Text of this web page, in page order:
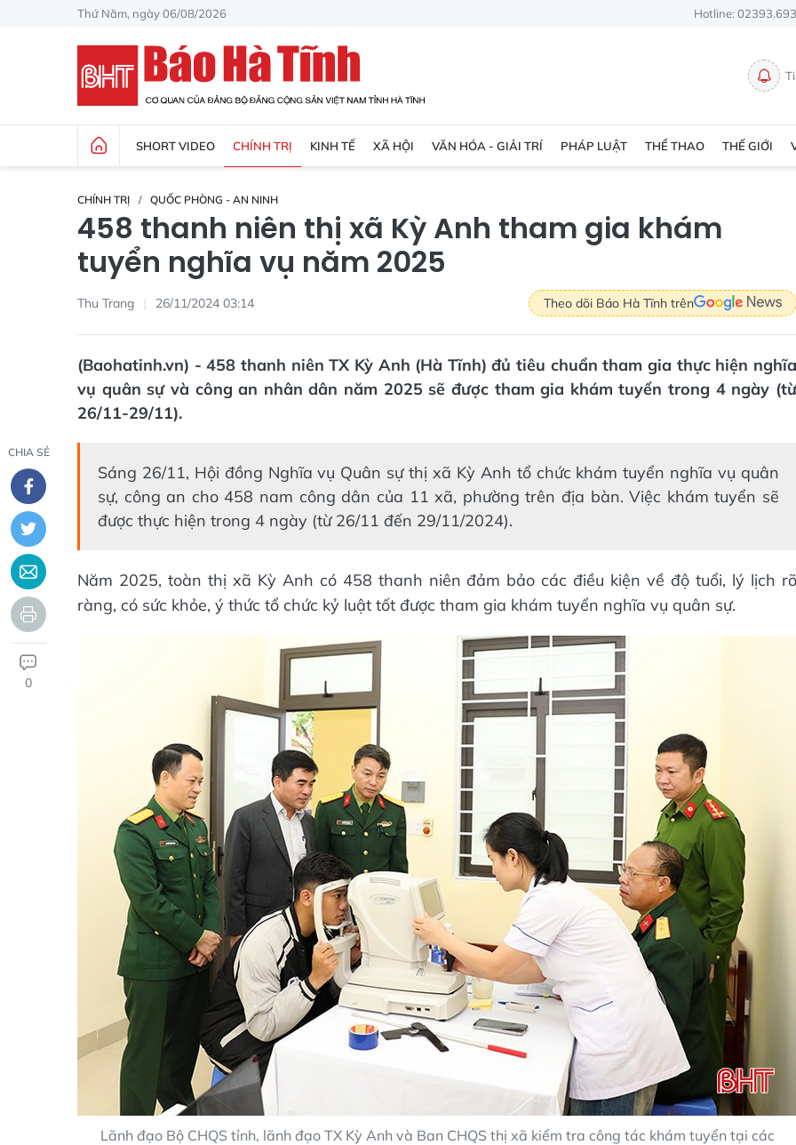
Thứ Năm, ngày 06/08/2026 Hotline:
SHORT VIDEO CHÍNH TRỊ KINH TẾ XÃ HỘI VĂN HÓA - GIẢI TRÍ PHÁP LUẬT THỂ THAO THẾ GIỚI
CHÍNH TRỊ QUỐC PHÒNG - AN NINH
458 thanh niên thị xã Kỳ Anh tham gia khám
tuyển nghĩa vụ năm 2025
Thu Trang 26/11/2024 03:14 Theo dõi Báo Hà Tĩnh trên
(Baohatinh.vn) - 458 thanh niên TX Kỳ Anh (Hà Tĩnh) đủ tiêu chuẩn tham gia thực hiện nghĩa
vụ quân sự và công an nhân dân năm 2025 sẽ được tham gia khám tuyển trong 4 ngày (từ
26/11-29/11).
CHIA SẺ
0
Sáng 26/11, Hội đồng Nghĩa vụ Quân sự thị xã Kỳ Anh tổ chức khám tuyển nghĩa vụ quân
sự, công an cho 458 nam công dân của 11 xã, phường trên địa bàn. Việc khám tuyển sẽ
được thực hiện trong 4 ngày (từ 26/11 đến 29/11/2024).
Năm 2025, toàn thị xã Kỳ Anh có 458 thanh niên đảm bảo các điều kiện về độ tuổi, lý lịch rõ
ràng, có sức khỏe, ý thức tổ chức kỷ luật tốt được tham gia khám tuyển nghĩa vụ quân sự.
Lãnh đạo Bộ CHQS tỉnh, lãnh đạo TX Kỳ Anh và Ban CHQS thị xã kiểm tra công tác khám tuyển tại các